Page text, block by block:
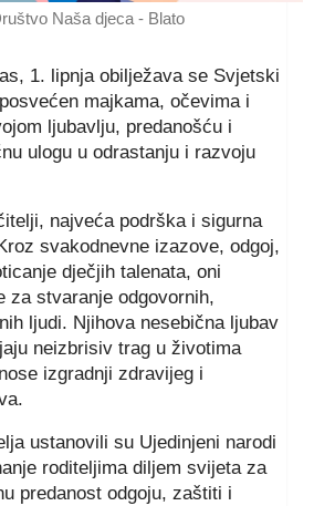
Naša djeca - Blato
1. lipnja obilježava se Svjetski
majkama, očevima i
ljubavlju, predanošću i
ulogu u odrastanju i razvoju
najveća podrška i sigurna
svakodnevne izazove, odgoj,
dječjih talenata, oni
za stvaranje odgovornih,
ljudi. Njihova nesebična ljubav
neizbrisiv trag u životima
izgradnji zdravijeg i
ustanovili su Ujedinjeni narodi
roditeljima diljem svijeta za
predanost odgoju, zaštiti i